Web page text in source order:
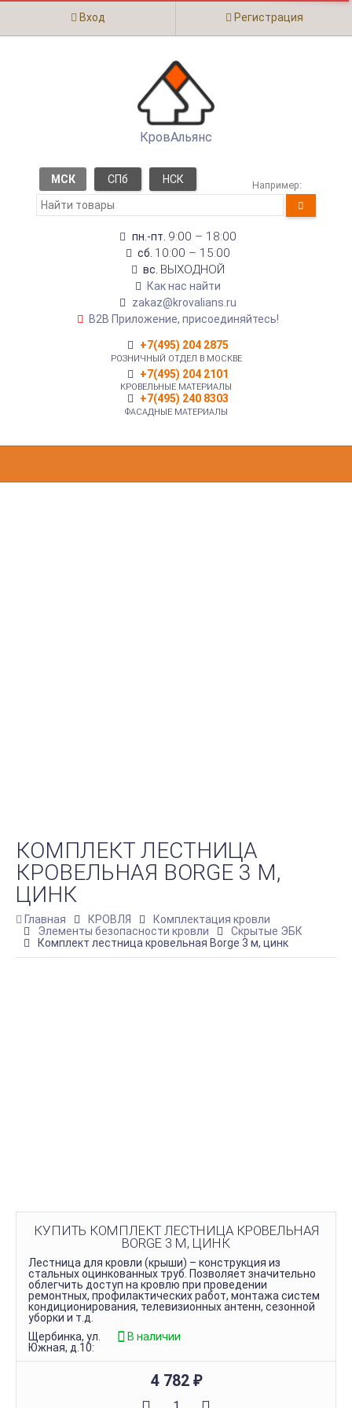
Вход Регистрация
КровАльянс
МСК СПб НСК Например:
пн.-пт. 9:00 – 18:00
сб. 10:00 – 15:00
вс. ВЫХОДНОЙ
Как нас найти
zakaz@krovalians.ru
B2B Приложение, присоединяйтесь!
+7(495) 204 2875
РОЗНИЧНЫЙ ОТДЕЛ В МОСКВЕ
+7(495) 204 2101
КРОВЕЛЬНЫЕ МАТЕРИАЛЫ
+7(495) 240 8303
ФАСАДНЫЕ МАТЕРИАЛЫ
КОМПЛЕКТ ЛЕСТНИЦА
КРОВЕЛЬНАЯ BORGE 3 М,
ЦИНК
Главная КРОВЛЯ
Комплектация кровли
Элементы безопасности кровли
Скрытые ЭБК
Комплект лестница кровельная Borge 3 м, цинк
КУПИТЬ КОМПЛЕКТ ЛЕСТНИЦА КРОВЕЛЬНАЯ
BORGE 3 М, ЦИНК
Лестница для кровли (крыши) – конструкция из
стальных оцинкованных труб. Позволяет значительно
облегчить доступ на кровлю при проведении
ремонтных, профилактических работ, монтажа систем
кондиционирования, телевизионных антенн, сезонной
уборки и т.д.
Щербинка, ул.
Южная, д.10:
В наличии
4 782 ₽